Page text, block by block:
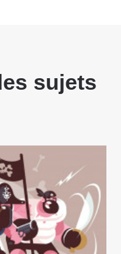
sujets